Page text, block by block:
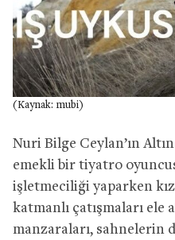
(Kaynak: mubi)
Nuri Bilge Ceylan’ın
emekli bir tiyatro
işletmeciliği yaparken kız
katmanlı çatışmaları ele
manzaraları, sahnelerin